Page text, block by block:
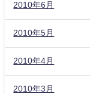
2010年6月
2010年5月
2010年4月
2010年3月